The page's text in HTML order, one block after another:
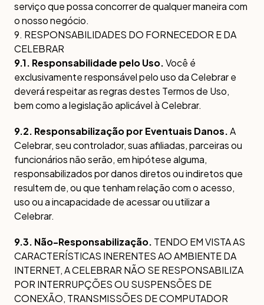
serviço que possa concorrer de qualquer maneira com
o nosso negócio.
9. RESPONSABILIDADES DO FORNECEDOR E DA
CELEBRAR
9.1. Responsabilidade pelo Uso.Você é
exclusivamente responsável pelo uso da Celebrar e
deverá respeitar as regras destes Termos de Uso,
bem como a legislação aplicável à Celebrar.
9.2. Responsabilização por Eventuais Danos.A
Celebrar, seu controlador, suas afiliadas, parceiras ou
funcionários não serão, em hipótese alguma,
responsabilizados por danos diretos ou indiretos que
resultem de, ou que tenham relação com o acesso,
uso ou a incapacidade de acessar ou utilizar a
Celebrar.
9.3. Não-Responsabilização. TENDO EM VISTA AS
CARACTERÍSTICAS INERENTES AO AMBIENTE DA
INTERNET, A CELEBRAR NÃO SE RESPONSABILIZA
POR INTERRUPÇÕES OU SUSPENSÕES DE
CONEXÃO, TRANSMISSÕES DE COMPUTADOR